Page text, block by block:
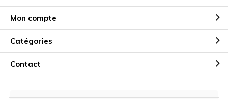
Mon compte
Catégories
Contact